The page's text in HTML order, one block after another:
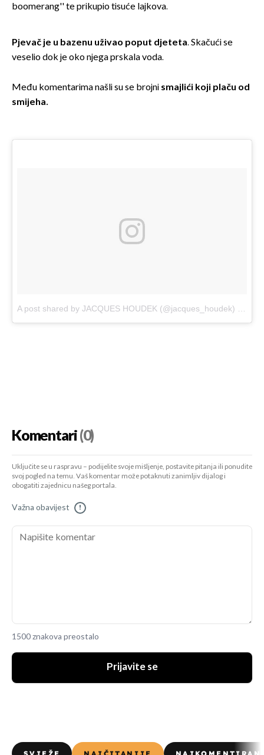
boomerang'' te prikupio tisuće lajkova.
Pjevač je u bazenu uživao poput djeteta. Skačući se
veselio dok je oko njega prskala voda.
Među komentarima našli su se brojni smajlići koji plaču od
smijeha.
A post shared by JACQUES HOUDEK (@jacques_houdek)
Komentari(0)
Uključite se u raspravu – podijelite svoje mišljenje, postavite pitanja ili ponudite
svoj pogled na temu. Vaš komentar može potaknuti zanimljiv dijalog i
obogatiti zajednicu našeg portala.
Važna obavijest !
1500 znakova preostalo
Prijavite se